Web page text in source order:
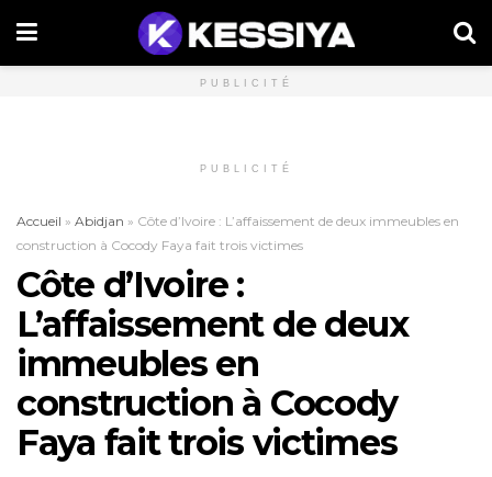
PUBLICITÉ
PUBLICITÉ
Accueil » Abidjan » Côte d’Ivoire : L’affaissement de deux immeubles en
construction à Cocody Faya fait trois victimes
Côte d’Ivoire :
L’affaissement de deux
immeubles en
construction à Cocody
Faya fait trois victimes